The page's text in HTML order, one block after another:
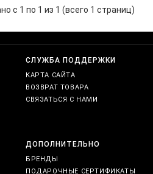
с 1 по 1 из 1 (всего 1 страниц)
СЛУЖБА ПОДДЕРЖКИ
КАРТА САЙТА
ВОЗВРАТ ТОВАРА
СВЯЗАТЬСЯ С НАМИ
ДОПОЛНИТЕЛЬНО
БРЕНДЫ
ПОДАРОЧНЫЕ СЕРТИФИКАТЫ